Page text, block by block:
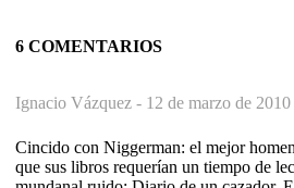
6 COMENTARIOS
Ignacio Vázquez - 12 de marzo de
Cincido con Niggerman: el mejor
que sus libros requerían un tiempo de